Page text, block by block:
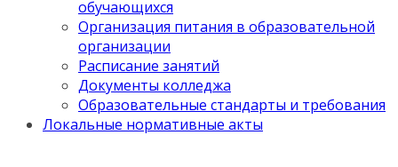
обучающихся
Организация питания в образовательной
организации
Расписание занятий
Документы колледжа
Образовательные стандарты и требования
Локальные нормативные акты